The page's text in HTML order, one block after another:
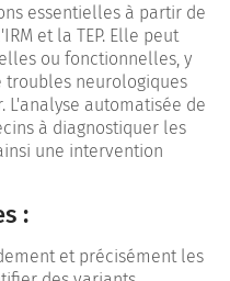
essentielles à partir de
et la TEP. Elle peut
ou fonctionnelles, y
troubles neurologiques
automatisée de
à diagnostiquer les
une intervention
:
et précisément les